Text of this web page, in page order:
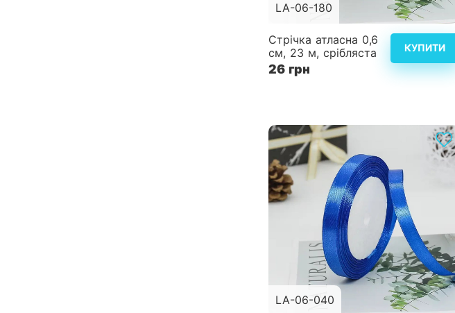
LA-06-180
Стрічка атласна 0,6
см, 23 м, срібляста
26 грн
КУПИТИ
LA-06-040